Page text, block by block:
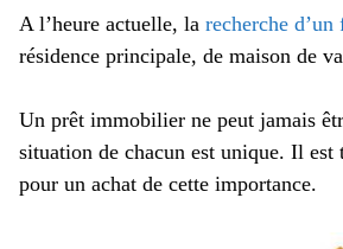
A l’heure actuelle, la recherche
résidence principale, de maison de
Un prêt immobilier ne peut jamais
situation de chacun est unique. Il
pour un achat de cette importance.